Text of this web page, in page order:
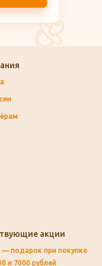
акции
— подарок при покупке
и 7000 рублей